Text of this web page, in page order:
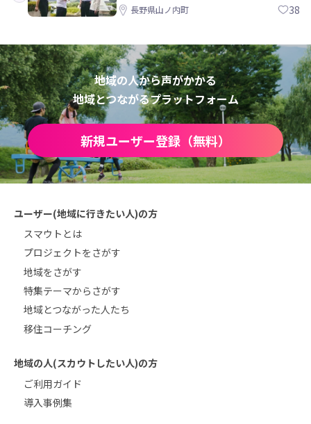
校づくりを一緒に
長野県山ノ内町 38
地域の人から声がかかる
地域とつながるプラットフォーム
新規ユーザー登録（無料）
ユーザー(地域に行きたい人)の方
スマウトとは
プロジェクトをさがす
地域をさがす
特集テーマからさがす
地域とつながった人たち
移住コーチング
地域の人(スカウトしたい人)の方
ご利用ガイド
導入事例集